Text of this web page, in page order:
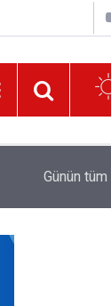
LGS'deGünün tüm